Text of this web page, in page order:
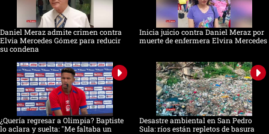
Daniel Meraz admite crimen contra
Elvia Mercedes Gómez para reducir
su condena
Inicia juicio contra Daniel Meraz por
muerte de enfermera Elvira Mercedes
¿Quería regresar a Olimpia? Baptiste
lo aclara y suelta: "Me faltaba un
Desastre ambiental en San Pedro
Sula: ríos están repletos de basura